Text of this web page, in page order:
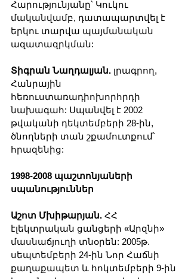
Հարությունյանը՝ Կուկու
մականվամբ, դատապարտվել է
երկու տարվա պայմանական
ազատազրկման:
Տիգրան Նաղդալյան. լրագրող,
Հանրային
հեռուստառադիոխորհրդի
նախագահ: Սպանվել է 2002
թվականի դեկտեմբերի 28-ին,
ծնողների տան շքամուտքում՝
հրազենից:
1998-2008 պաշտոնյաների
սպանություններ
Աշոտ Մխիթարյան. ՀՀ
էլեկտրական ցանցերի «Արզնի»
մասնաճյուղի տնօրեն: 2005թ.
սեպտեմբերի 24-ին Նոր Հաճնի
քաղաքապետ և հոկտեմբերի 9-ին